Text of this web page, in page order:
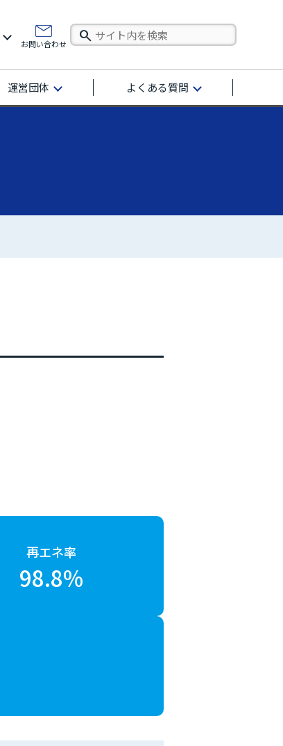
運営団体 よくある質問
お問い合わせ
再エネ率
98.8%